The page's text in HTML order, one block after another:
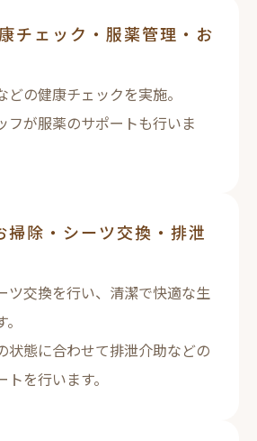
ェック・服薬管理・お
の健康チェックを実施。
フが服薬のサポートも行いま
除・シーツ交換・排泄
ツ交換を行い、清潔で快適な生
状態に合わせて排泄介助などの
を行います。